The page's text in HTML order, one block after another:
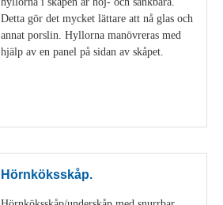
Detta gör det mycket lättare att nå glas och
annat porslin. Hyllorna manövreras med
hjälp av en panel på sidan av skåpet.
Hörnköksskåp.